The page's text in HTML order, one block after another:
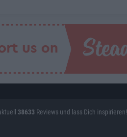
38633 Reviews und lass Dich inspirieren!